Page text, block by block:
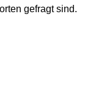
gefragt sind.